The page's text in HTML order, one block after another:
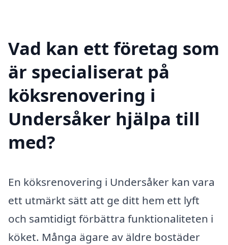
Vad kan ett företag som
är specialiserat på
köksrenovering i
Undersåker hjälpa till
med?
En köksrenovering i Undersåker kan vara
ett utmärkt sätt att ge ditt hem ett lyft
och samtidigt förbättra funktionaliteten i
köket. Många ägare av äldre bostäder